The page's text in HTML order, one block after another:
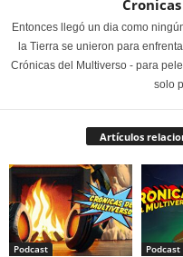
Entonces llegó un dia como
la Tierra se unieron para
Crónicas del Multiverso - para
solo
Artículos
Podcast Podcast